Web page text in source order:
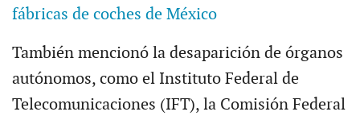
fábricas de coches de México
También mencionó la desaparición de órganos
autónomos, como el Instituto Federal de
Telecomunicaciones (IFT), la Comisión Federal